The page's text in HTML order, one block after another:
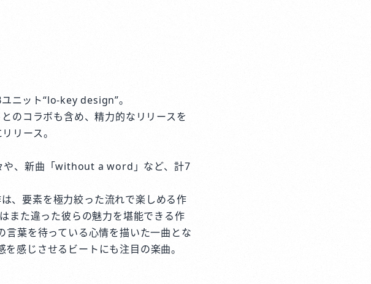
ニット“lo-key design”。
のコラボも含め、精力的なリリースを
リース。
や、新曲「without a word」など、計7
、要素を極力絞った流れで楽しめる作
また違った彼らの魅力を堪能できる作
葉を待っている心情を描いた一曲とな
感じさせるビートにも注目の楽曲。